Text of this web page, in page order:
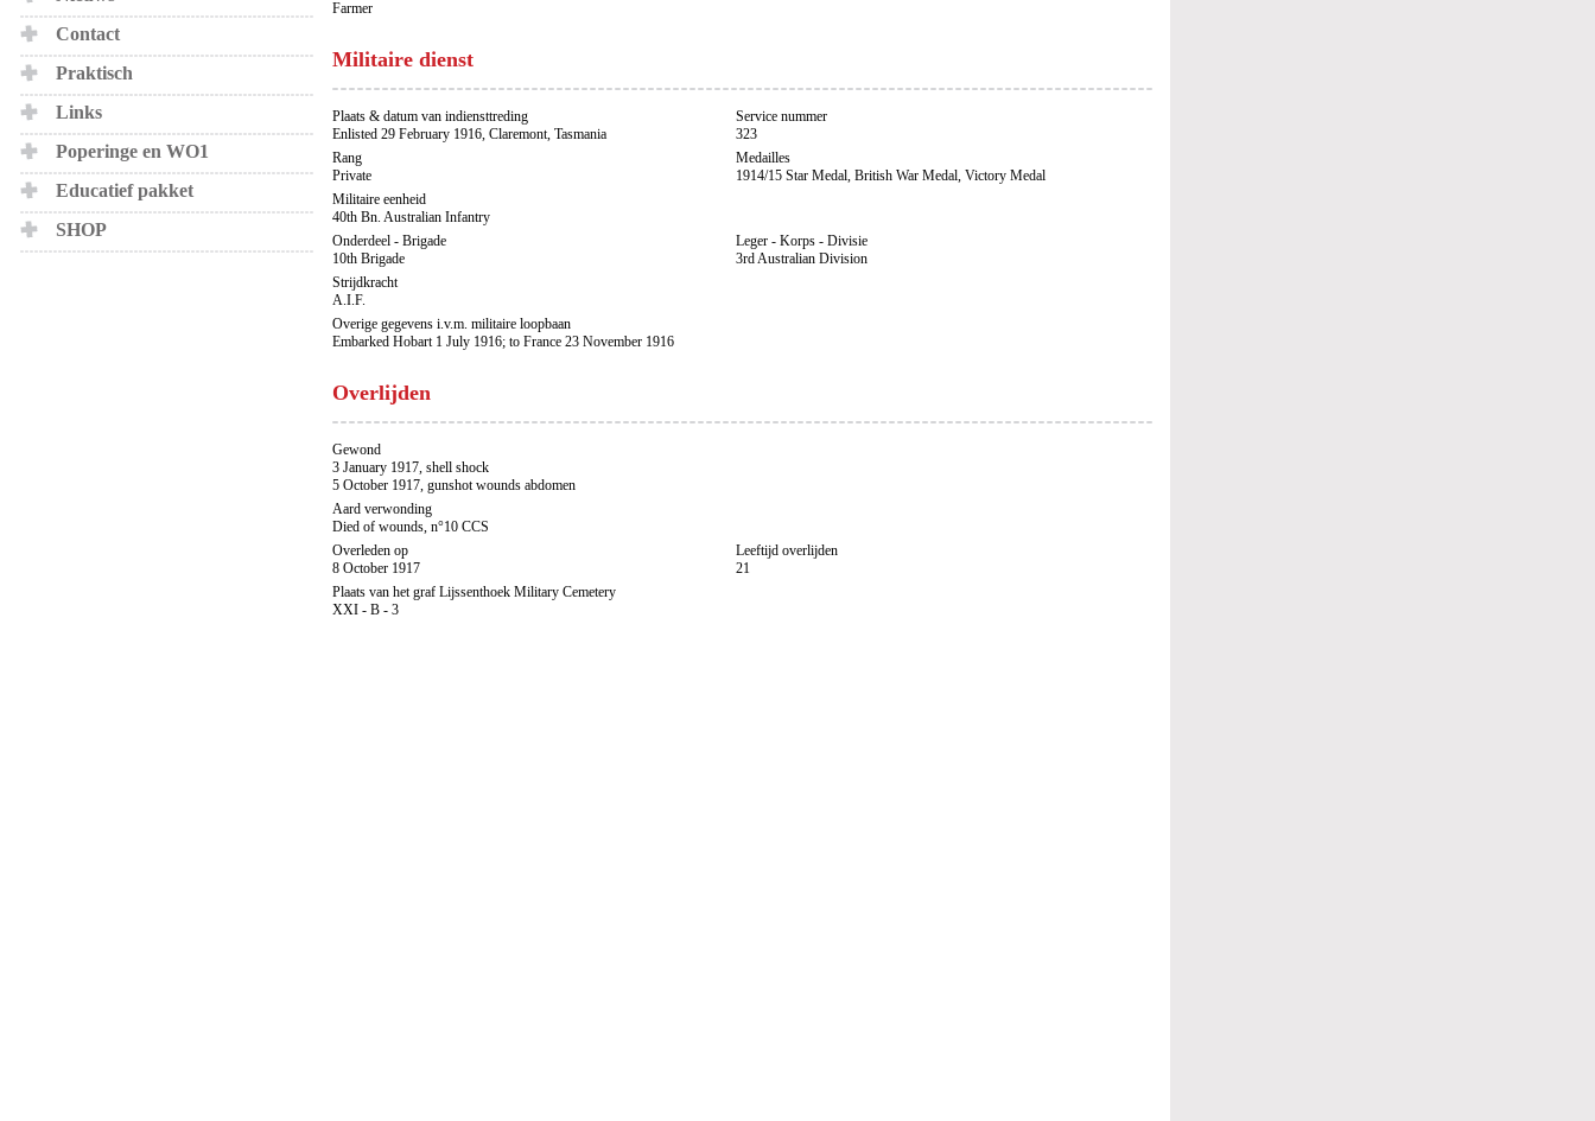
Contact
Praktisch
Links
Poperinge en WO1
Educatief pakket
SHOP
Farmer
Militaire dienst
Plaats & datum van indiensttreding
Enlisted 29 February 1916, Claremont, Tasmania
Service nummer
323
Rang
Private
Medailles
1914/15 Star Medal, British War Medal, Victory Medal
Militaire eenheid
40th Bn. Australian Infantry
Onderdeel - Brigade
10th Brigade
Leger - Korps - Divisie
3rd Australian Division
Strijdkracht
A.I.F.
Overige gegevens i.v.m. militaire loopbaan
Embarked Hobart 1 July 1916; to France 23 November 1916
Overlijden
Gewond
3 January 1917, shell shock
5 October 1917, gunshot wounds abdomen
Aard verwonding
Died of wounds, n°10 CCS
Overleden op
8 October 1917
Leeftijd overlijden
21
Plaats van het graf Lijssenthoek Military Cemetery
XXI - B - 3